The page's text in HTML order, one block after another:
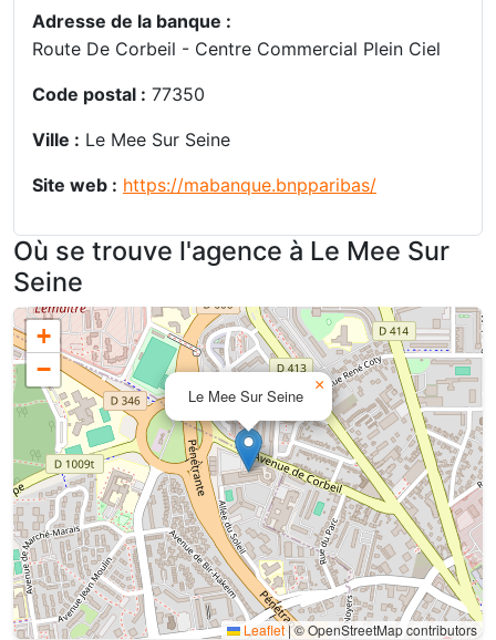
Adresse de la banque :
Route De Corbeil - Centre Commercial Plein Ciel
Code postal : 77350
Ville : Le Mee Sur Seine
Site web : https://mabanque.bnpparibas/
Où se trouve l'agence à Le Mee Sur
Seine
Le Mee Sur Seine
×
+
−
Leaflet|© OpenStreetMap contributors